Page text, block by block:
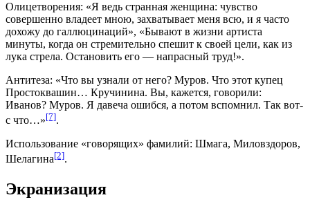
Олицетворения: «Я ведь странная женщина: чувство
совершенно владеет мною, захватывает меня всю, и я часто
дохожу до галлюцинаций», «Бывают в жизни артиста
минуты, когда он стремительно спешит к своей цели, как из
лука стрела. Остановить его — напрасный труд!».
Антитеза: «Что вы узнали от него? Муров. Что этот купец
Простоквашин… Кручинина. Вы, кажется, говорили:
Иванов? Муров. Я давеча ошибся, а потом вспомнил. Так вот-
с что…»[7].
Использование «говорящих» фамилий: Шмага, Миловздоров,
Шелагина[2].
Экранизация